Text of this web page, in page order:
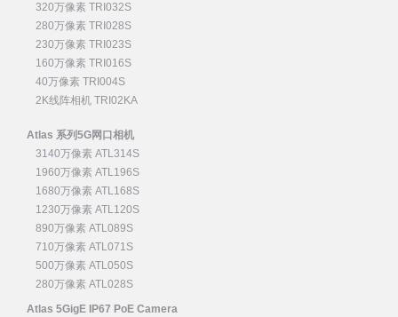
320万像素 TRI032S
280万像素 TRI028S
230万像素 TRI023S
160万像素 TRI016S
40万像素 TRI004S
2K线阵相机 TRI02KA
Atlas 系列5G网口相机
3140万像素 ATL314S
1960万像素 ATL196S
1680万像素 ATL168S
1230万像素 ATL120S
890万像素 ATL089S
710万像素 ATL071S
500万像素 ATL050S
280万像素 ATL028S
Atlas 5GigE IP67 PoE Camera